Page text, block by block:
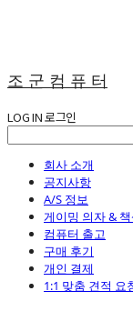
조 군 컴 퓨 터
LOG IN로그인
회사 소개
공지사항
A/S 정보
게이밍 의자 &
컴퓨터 출고
구매 후기
개인 결제
1:1 맞춤 견적 요